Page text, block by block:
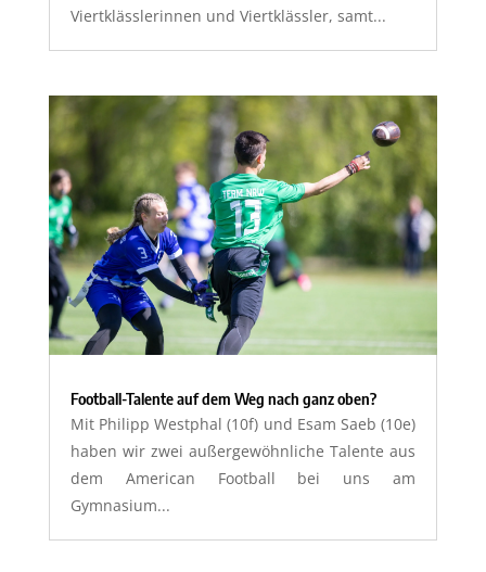
Viertklässlerinnen und Viertklässler, samt...
Football-Talente auf dem Weg nach ganz oben?
Mit Philipp Westphal (10f) und Esam Saeb (10e)
haben wir zwei außergewöhnliche Talente aus
dem American Football bei uns am
Gymnasium...